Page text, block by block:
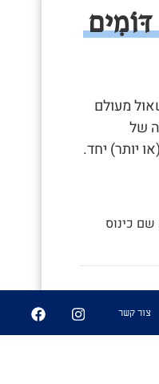
מעולם
של
יותר) יחד.
שם כינוס
0
צור קשר